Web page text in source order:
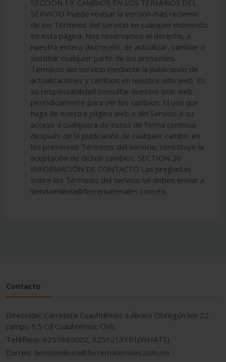
Contacto
Dirección: Carretera Cuauhtémoc a Álvaro Obregón km 22
campo 6.5 Cd Cuauhtémoc Chih.
Teléfono: 6255865002, 6251213101(WHATS)
Correo: tiendaenlinea@ferremateriales.com.mx